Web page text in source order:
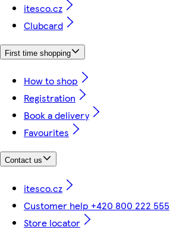
itesco.cz
Clubcard
First time shopping
How to shop
Registration
Book a delivery
Favourites
Contact us
itesco.cz
Customer help +420 800 222 555
Store locator